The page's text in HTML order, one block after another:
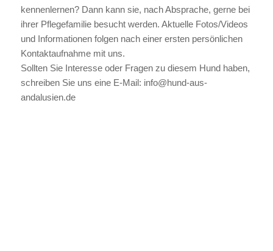
kennenlernen? Dann kann sie, nach Absprache, gerne bei
ihrer Pflegefamilie besucht werden. Aktuelle Fotos/Videos
und Informationen folgen nach einer ersten persönlichen
Kontaktaufnahme mit uns.
Sollten Sie Interesse oder Fragen zu diesem Hund haben,
schreiben Sie uns eine E-Mail: info@hund-aus-
andalusien.de